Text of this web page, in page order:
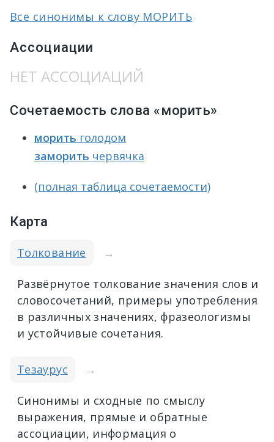
Все синонимы к слову МОРИТЬ
Ассоциации
НЕТ АССОЦИАЦИЙ
Сочетаемость слова «морить»
морить голодом
заморить червячка
(полная таблица сочетаемости)
Карта
Толкование →
Развёрнутое толкование значения слов и
словосочетаний, примеры употребления
в различных значениях, фразеологизмы
и устойчивые сочетания.
Тезаурус →
Синонимы и сходные по смыслу
выражения, прямые и обратные
ассоциации, информация о